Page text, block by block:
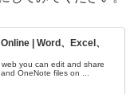
| Word、Excel、
you can edit and share
OneNote files on ...